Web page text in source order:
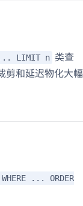
... LIMIT n 类查
剪和延迟物化大幅
... ORDER